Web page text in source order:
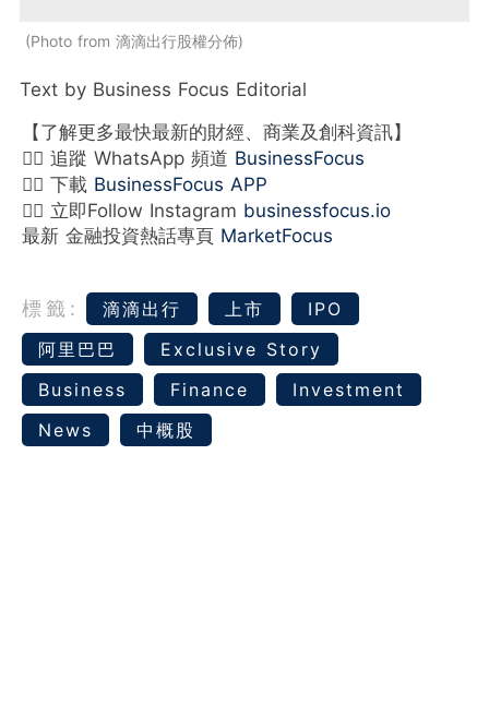
Photo from 滴滴出行股權分佈
Text by Business Focus Editorial
【了解更多最快最新的財經、商業及創科資訊】
👉🏻 追蹤 WhatsApp 頻道 BusinessFocus
👉🏻 下載 BusinessFocus APP
👉🏻 立即Follow Instagram businessfocus.io
最新 金融投資熱話專頁 MarketFocus
標籤: ‎滴滴出行‬ 上市
IPO
阿里巴巴
Exclusive Story
Business
Finance
Investment
News
中概股